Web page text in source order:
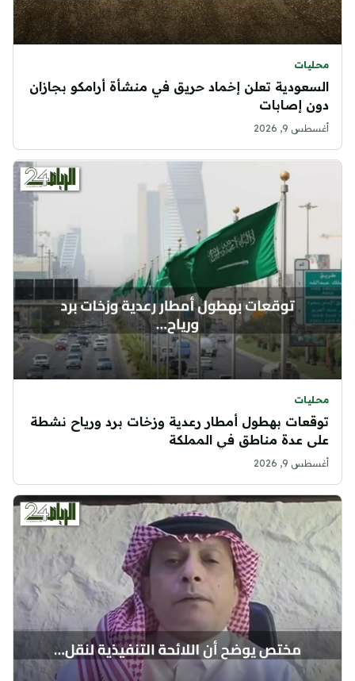
محليات
السعودية تعلن إخماد حريق في منشأة أرامكو بجازان
دون إصابات
أغسطس 9, 2026
محليات
توقعات بهطول أمطار رعدية وزخات برد ورياح نشطة
على عدة مناطق في المملكة
أغسطس 9, 2026